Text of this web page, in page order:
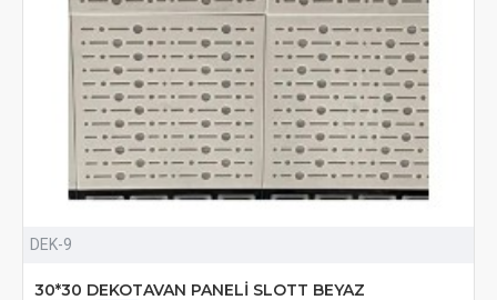
DEK-9
30*30 DEKOTAVAN PANELİ SLOTT BEYAZ